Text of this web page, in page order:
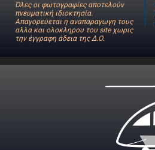
Όλες οι φωτογραφίες αποτελούν
πνευματική ιδιοκτησία.
Απαγορεύεται η αναπαραγωγη τους
αλλα και ολοκληρου του site χωρις
την έγγραφη άδεια της Δ.Ο.